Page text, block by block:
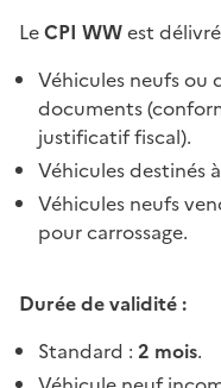
LeCPI WWest
Véhicules neufs ou
documents
justificatif fiscal).
Véhicules destinés
Véhicules neufs
pour carrossage.
Durée de validité :
Standard : 2 mois.